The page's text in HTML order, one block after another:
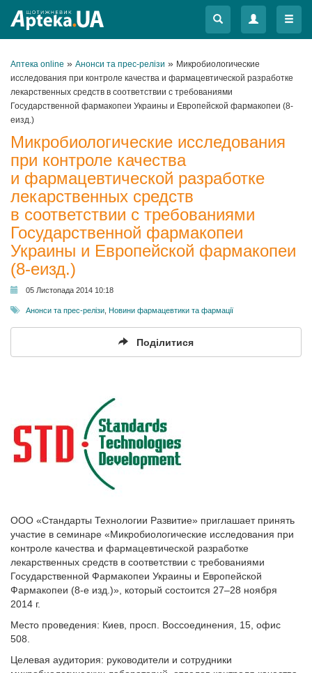
Меню
Меню
Аптека online » Анонси та прес-релізи » Микробиологические
исследования при контроле качества и фармацевтической разработке
лекарственных средств в соответствии с требованиями
Государственной фармакопеи Украины и Европейской фармакопеи (8-
еизд.)
Микробиологические исследования
при контроле качества
и фармацевтической разработке
лекарственных средств
в соответствии с требованиями
Государственной фармакопеи
Украины и Европейской фармакопеи
(8-еизд.)
05 Листопада 2014 10:18
Анонси та прес-релізи Новини фармацевтики та фармації
Поділитися
ООО «Стандарты Технологии Развитие» приглашает принять
участие в семинаре «Микробиологические исследования при
контроле качества и фармацевтической разработке
лекарственных средств в соответствии с требованиями
Государственной Фармакопеи Украины и Европейской
Фармакопеи (8-е изд.)», который состоится 27–28 ноября
2014 г.
Место проведения: Киев, просп. Воссоединения, 15, офис
508.
Целевая аудитория: руководители и сотрудники